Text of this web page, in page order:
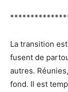
La transition
fusent de
autres.
fond. Il est